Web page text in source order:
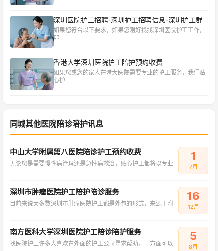
深圳医院护工招聘-深圳护工招聘信息-深圳护工群
如果您符合以下要求，如果您刚好找找深圳医院护工工作，
那
香港大学深圳医院护工陪护预约收费
如果您或您的家人在港大医院需要专业的护工服务，我们贴
心护
同城其他医院陪诊陪护讯息
中山大学附属第八医院陪诊护工预约收费
无论您是需要慢性病管理还是急性病救治，贴心护工都将以专业
1
7月
深圳市肿瘤医院护工陪护陪诊服务
目前来说大多数深圳市肿瘤医院护工都是外包的形式，来源于附
16
12月
南方医科大学深圳医院护工陪诊陪护服务
找医院护工许多人喜欢在外面的护工公司寻求帮助，一方面可以
5
8月